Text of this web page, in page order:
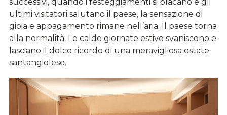
ultimi visitatori salutano il paese, la sensazione di
gioia e appagamento rimane nell’aria. Il paese torna
alla normalità. Le calde giornate estive svaniscono e
lasciano il dolce ricordo di una meravigliosa estate
santangiolese.